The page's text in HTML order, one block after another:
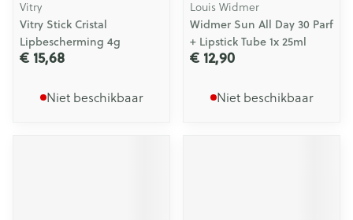
Vitry
Vitry Stick Cristal
Lipbescherming 4g
€ 15,68
Niet beschikbaar
Louis Widmer
Widmer Sun All Day 30 Parf
+ Lipstick Tube 1x 25ml
€ 12,90
Niet beschikbaar